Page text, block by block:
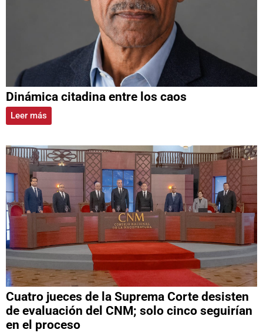
Dinámica citadina entre los caos
Leer más
Cuatro jueces de la Suprema Corte desisten
de evaluación del CNM; solo cinco seguirían
en el proceso